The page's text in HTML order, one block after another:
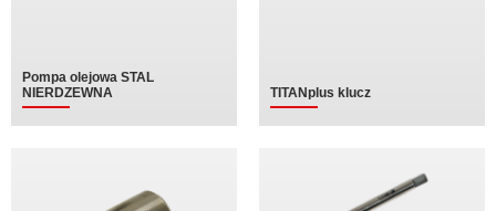
Pompa olejowa STAL
NIERDZEWNA
TITANplus klucz